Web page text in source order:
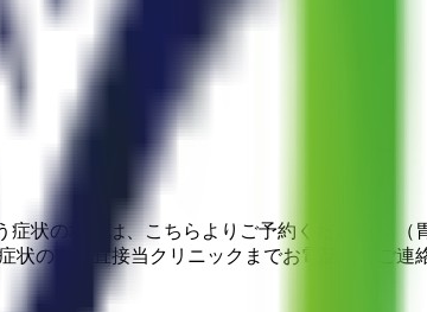
状の場合は、こちらよりご予約ください。
の方は直接当クリニックまでお電話にてご連